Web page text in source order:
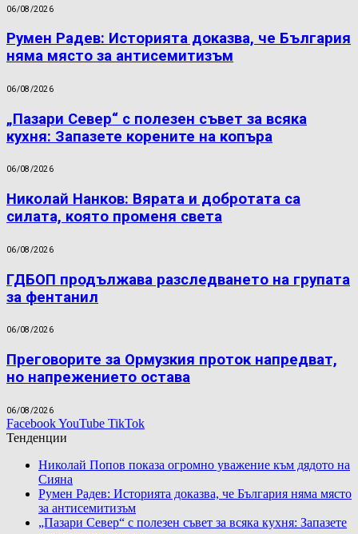
06/08/2026
Румен Радев: Историята доказва, че България
няма място за антисемитизъм
06/08/2026
„Пазари Север“ с полезен съвет за всяка
кухня: Запазете корените на копъра
06/08/2026
Николай Нанков: Вярата и добротата са
силата, която променя света
06/08/2026
ГДБОП продължава разследването на групата
за фентанил
06/08/2026
Преговорите за Ормузкия проток напредват,
но напрежението остава
06/08/2026
FacebookYouTube TikTok
Тенденции
Николай Попов показа огромно уважение към дядото на
Сияна
Румен Радев: Историята доказва, че България няма място
за антисемитизъм
„Пазари Север“ с полезен съвет за всяка кухня: Запазете